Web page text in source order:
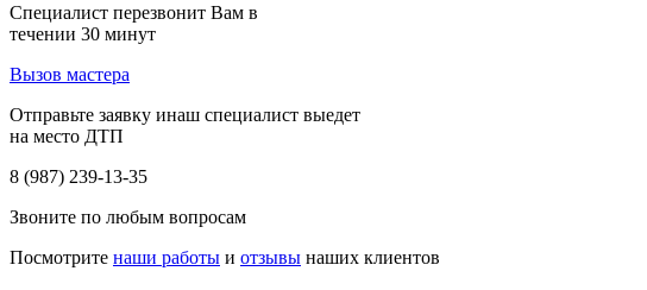
Специалист перезвонит Вам в
течении 30 минут
Вызов мастера
Отправьте заявку инаш специалист выедет
на место ДТП
8 (987) 239-13-35
Звоните по любым вопросам
Посмотрите наши работы и отзывы наших клиентов